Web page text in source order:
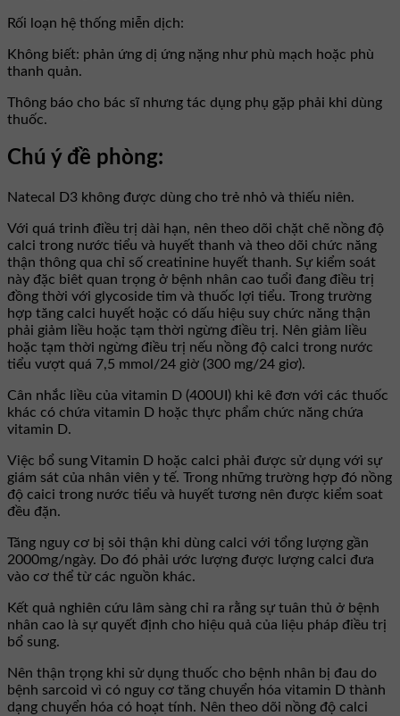
Rối loạn hệ thống miễn dịch:
Không biết: phản ứng dị ứng nặng như phù mạch hoặc phù
thanh quản.
Thông báo cho bác sĩ nhưng tác dụng phụ gặp phải khi dùng
thuốc.
Chú ý đề phòng:
Natecal D3 không được dùng cho trẻ nhỏ và thiếu niên.
Với quá trinh điều trị dài hạn, nên theo dõi chặt chẽ nồng độ
calci trong nước tiểu và huyết thanh và theo dõi chức năng
thận thông qua chỉ số creatinine huyết thanh. Sự kiểm soát
này đặc biêt quan trọng ở bệnh nhân cao tuổi đang điều trị
đồng thời với glycoside tim và thuốc lợi tiểu. Trong trường
hợp tăng calci huyết hoặc có dấu hiệu suy chức năng thận
phải giảm liều hoặc tạm thời ngừng điều trị. Nên giảm liều
hoặc tạm thời ngừng điều trị nếu nồng độ calci trong nước
tiểu vượt quá 7,5 mmol/24 giờ (300 mg/24 giơ).
Cân nhắc liều của vitamin D (400UI) khi kê đơn với các thuốc
khác có chứa vitamin D hoặc thực phẩm chức năng chứa
vitamin D.
Việc bổ sung Vitamin D hoặc calci phải được sử dụng với sự
giám sát của nhân viên y tế. Trong những trường hợp đó nồng
độ caici trong nước tiểu và huyết tương nên được kiểm soat
đều đặn.
Tăng nguy cơ bị sỏi thận khi dùng calci với tổng lượng gần
2000mg/ngày. Do đó phải ước lượng được lượng calci đưa
vào cơ thể từ các nguồn khác.
Kết quả nghiên cứu lâm sàng chỉ ra rằng sự tuân thủ ở bệnh
nhân cao là sự quyết định cho hiệu quả của liệu pháp điều trị
bổ sung.
Nên thận trọng khi sử dụng thuốc cho bệnh nhân bị đau do
bệnh sarcoid vì có nguy cơ tăng chuyển hóa vitamin D thành
dạng chuyển hóa có hoạt tính. Nên theo dõi nồng độ calci